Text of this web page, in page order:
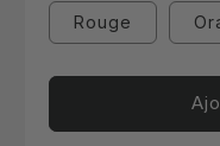
Rouge